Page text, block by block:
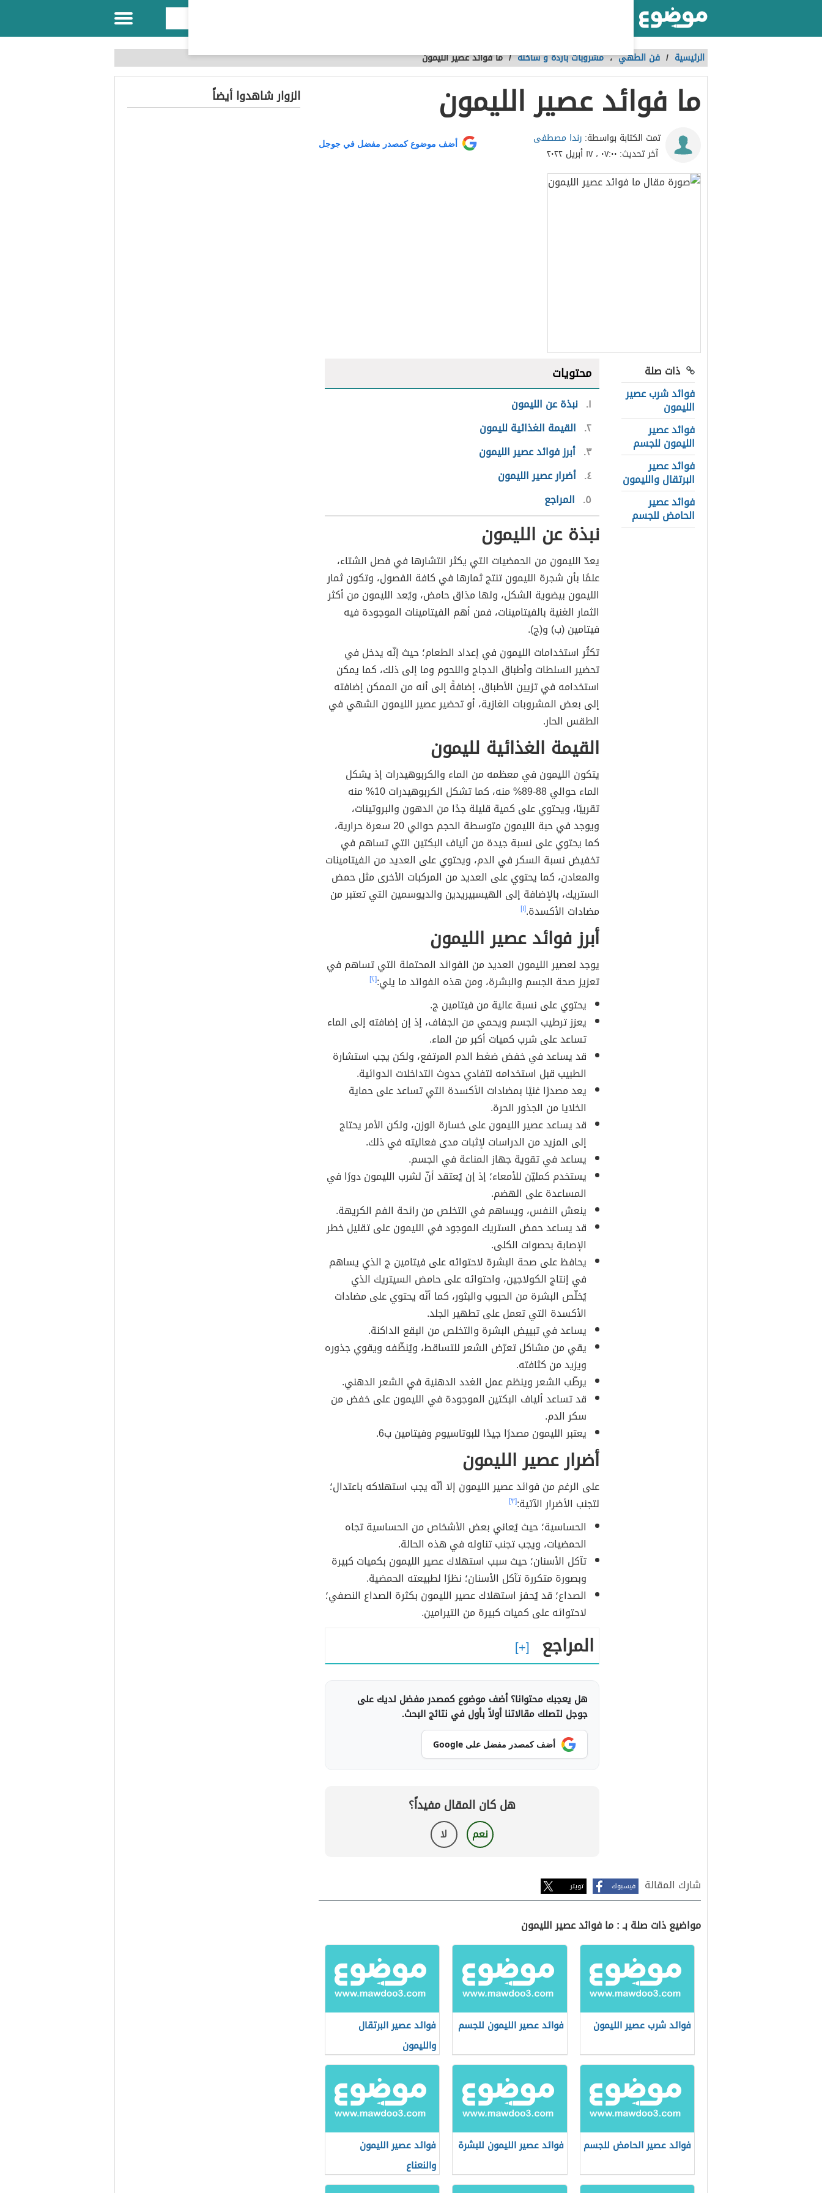
الرئيسية / فن الطهي،مشروبات باردة و ساخنة /ما فوائد عصير الليمون
ما فوائد عصير الليمون
تمت الكتابة بواسطة: رندا مصطفى
آخر تحديث: ٠٧:٠٠ ، ١٧ أبريل ٢٠٢٢
أضف موضوع كمصدر مفضل في جوجل
ذات صلة
فوائد شرب عصير
الليمون
فوائد عصير
الليمون للجسم
فوائد عصير
البرتقال والليمون
فوائد عصير
الحامض للجسم
محتويات
١ نبذة عن الليمون
٢ القيمة الغذائية لليمون
٣ أبرز فوائد عصير الليمون
٤ أضرار عصير الليمون
٥ المراجع
نبذة عن الليمون
يعدّ الليمون من الحمضيات التي يكثر انتشارها في فصل الشتاء،
علمًا بأن شجرة الليمون تنتج ثمارها في كافة الفصول، وتكون ثمار
الليمون بيضوية الشكل، ولها مذاق حامض، ويُعد الليمون من أكثر
الثمار الغنية بالفيتامينات، فمن أهم الفيتامينات الموجودة فيه
فيتامين (ب) و(ج).
تكثُر استخدامات الليمون في إعداد الطعام؛ حيث إنّه يدخل في
تحضير السلطات وأطباق الدجاج واللحوم وما إلى ذلك، كما يمكن
استخدامه في تزيين الأطباق، إضافةً إلى أنه من الممكن إضافته
إلى بعض المشروبات الغازية، أو تحضير عصير الليمون الشهي في
الطقس الحار.
القيمة الغذائية لليمون
يتكون الليمون في معظمه من الماء والكربوهيدرات إذ يشكل
الماء حوالي 88-89% منه، كما تشكل الكربوهيدرات 10% منه
تقريبًا، ويحتوي على كمية قليلة جدًا من الدهون والبروتينات،
ويوجد في حبة الليمون متوسطة الحجم حوالي 20 سعرة حرارية،
كما يحتوي على نسبة جيدة من ألياف البكتين التي تساهم في
تخفيض نسبة السكر في الدم، ويحتوي على العديد من الفيتامينات
والمعادن، كما يحتوي على العديد من المركبات الأخرى مثل حمض
الستريك، بالإضافة إلى الهيسبيريدين والديوسمين التي تعتبر من
مضادات الأكسدة.[١]
أبرز فوائد عصير الليمون
يوجد لعصير الليمون العديد من الفوائد المحتملة التي تساهم في
تعزيز صحة الجسم والبشرة، ومن هذه الفوائد ما يلي:[٢]
يحتوي على نسبة عالية من فيتامين ج.
يعزز ترطيب الجسم ويحمي من الجفاف، إذ إن إضافته إلى الماء
تساعد على شرب كميات أكبر من الماء.
قد يساعد في خفض ضغط الدم المرتفع، ولكن يجب استشارة
الطبيب قبل استخدامه لتفادي حدوث التداخلات الدوائية.
يعد مصدرًا غنيًا بمضادات الأكسدة التي تساعد على حماية
الخلايا من الجذور الحرة.
قد يساعد عصير الليمون على خسارة الوزن، ولكن الأمر يحتاج
إلى المزيد من الدراسات لإثبات مدى فعاليته في ذلك.
يساعد في تقوية جهاز المناعة في الجسم.
يستخدم كمليّن للأمعاء؛ إذ إن يُعتقد أنّ لشرب الليمون دورًا في
المساعدة على الهضم.
ينعش النفس، ويساهم في التخلص من رائحة الفم الكريهة.
قد يساعد حمض الستريك الموجود في الليمون على تقليل خطر
الإصابة بحصوات الكلى.
يحافظ على صحة البشرة لاحتوائه على فيتامين ج الذي يساهم
في إنتاج الكولاجين، واحتوائه على حامض السيتريك الذي
يُخلّص البشرة من الحبوب والبثور، كما أنّه يحتوي على مضادات
الأكسدة التي تعمل على تطهير الجلد.
يساعد في تبييض البشرة والتخلص من البقع الداكنة.
يقي من مشاكل تعرّض الشعر للتساقط، ويُنظّفه ويقوي جذوره
ويزيد من كثافته.
يرطّب الشعر وينظم عمل الغدد الدهنية في الشعر الدهني.
قد تساعد ألياف البكتين الموجودة في الليمون على خفض من
سكر الدم.
يعتبر الليمون مصدرًا جيدًا للبوتاسيوم وفيتامين ب6.
أضرار عصير الليمون
على الرغم من فوائد عصير الليمون إلا أنّه يجب استهلاكه باعتدال؛
لتجنب الأضرار الآتية:[٣]
الحساسية؛ حيث يُعاني بعض الأشخاص من الحساسية تجاه
الحمضيات، ويجب تجنب تناوله في هذه الحالة.
تآكل الأسنان؛ حيث سبب استهلاك عصير الليمون بكميات كبيرة
وبصورة متكررة تآكل الأسنان؛ نظرًا لطبيعته الحمضية.
الصداع؛ قد يُحفز استهلاك عصير الليمون بكثرة الصداع النصفي؛
لاحتوائه على كميات كبيرة من التيرامين.
المراجع
هل يعجبك محتوانا؟ أضف موضوع كمصدر مفضل لديك على
جوجل لتصلك مقالاتنا أولاً بأول في نتائج البحث.
أضف كمصدر مفضل على Google
هل كان المقال مفيداً؟
نعم لا
شارك المقالة فيسبوك تويتر
مواضيع ذات صلة بـ : ما فوائد عصير الليمون
فوائد شرب عصير الليمون فوائد عصير الليمون للجسم
فوائد عصير البرتقال
والليمون
فوائد عصير الحامض للجسم فوائد عصير الليمون للبشرة
فوائد عصير الليمون
والنعناع
الزوار شاهدوا أيضاً